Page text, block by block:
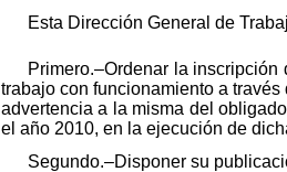
Esta Dirección General de
Primero.–Ordenar la
trabajo con funcionamiento a
advertencia a la misma del
el año 2010, en la ejecución de
Segundo.–Disponer su